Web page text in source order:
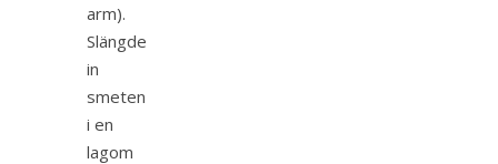
arm).
Slängde
in
smeten
i en
lagom